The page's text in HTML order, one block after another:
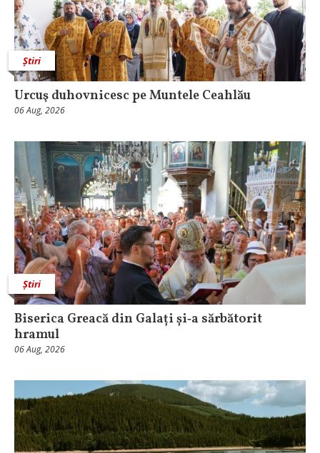
Știri
Urcuş duhovnicesc pe Muntele Ceahlău
06 Aug, 2026
Știri
Biserica Greacă din Galați și‑a sărbătorit
hramul
06 Aug, 2026